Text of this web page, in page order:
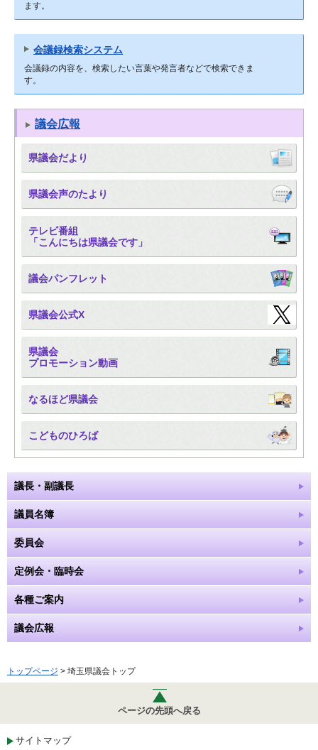
ます。
会議録検索システム
会議録の内容を、検索したい言葉や発言者などで検索できま
す。
議会広報
県議会だより
県議会声のたより
テレビ番組
「こんにちは県議会です」
議会パンフレット
県議会公式X
県議会
プロモーション動画
なるほど県議会
こどものひろば
議長・副議長
議員名簿
委員会
定例会・臨時会
各種ご案内
議会広報
トップページ > 埼玉県議会トップ
ページの先頭へ戻る
サイトマップ